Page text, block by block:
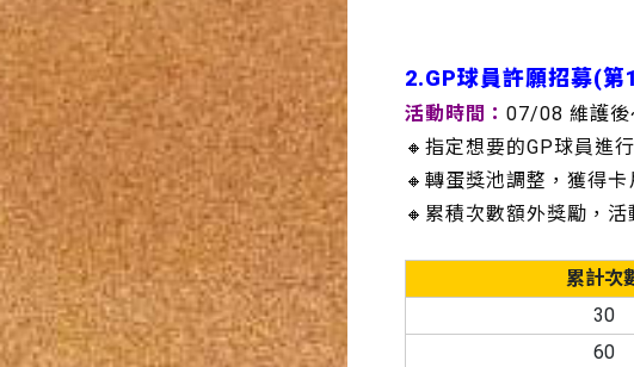
2.GP球員許願招募(第
活動時間：07/08 維護
🔸指定想要的GP球員進
🔸轉蛋獎池調整，獲得
🔸累積次數額外獎勵，
累計次
30
60